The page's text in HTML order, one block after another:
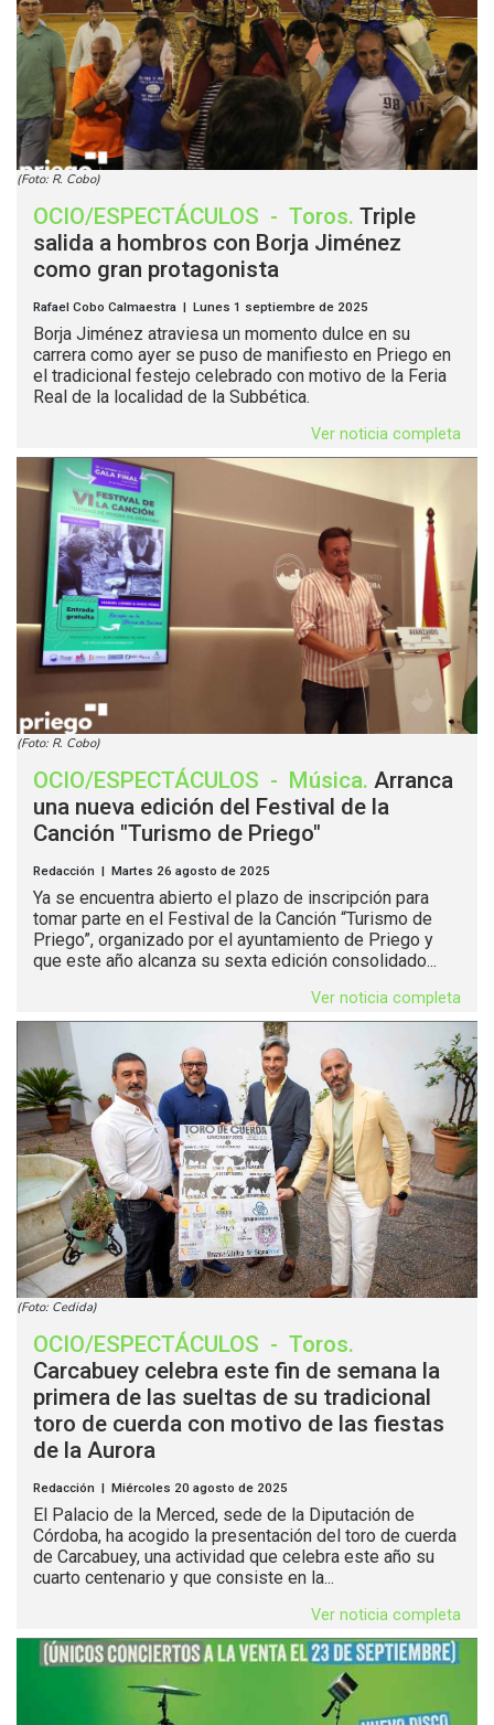
(Foto: R. Cobo)
OCIO/ESPECTÁCULOS - Toros. Triple
salida a hombros con Borja Jiménez
como gran protagonista
Rafael Cobo Calmaestra | Lunes 1 septiembre de 2025
Borja Jiménez atraviesa un momento dulce en su
carrera como ayer se puso de manifiesto en Priego en
el tradicional festejo celebrado con motivo de la Feria
Real de la localidad de la Subbética.
Ver noticia completa
(Foto: R. Cobo)
OCIO/ESPECTÁCULOS - Música. Arranca
una nueva edición del Festival de la
Canción "Turismo de Priego"
Redacción | Martes 26 agosto de 2025
Ya se encuentra abierto el plazo de inscripción para
tomar parte en el Festival de la Canción “Turismo de
Priego”, organizado por el ayuntamiento de Priego y
que este año alcanza su sexta edición consolidado...
Ver noticia completa
(Foto: Cedida)
OCIO/ESPECTÁCULOS - Toros.
Carcabuey celebra este fin de semana la
primera de las sueltas de su tradicional
toro de cuerda con motivo de las fiestas
de la Aurora
Redacción | Miércoles 20 agosto de 2025
El Palacio de la Merced, sede de la Diputación de
Córdoba, ha acogido la presentación del toro de cuerda
de Carcabuey, una actividad que celebra este año su
cuarto centenario y que consiste en la...
Ver noticia completa